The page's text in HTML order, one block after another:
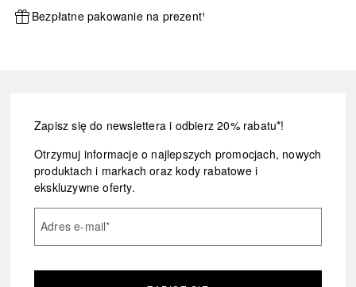
Bezpłatne pakowanie na prezent¹
Zapisz się do newslettera i odbierz 20% rabatu*!
Otrzymuj informacje o najlepszych promocjach, nowych
produktach i markach oraz kody rabatowe i
ekskluzywne oferty.
Adres e-mail*